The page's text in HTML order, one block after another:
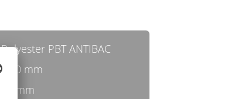
Polyester PBT ANTIBAC
0,50 mm
23 mm